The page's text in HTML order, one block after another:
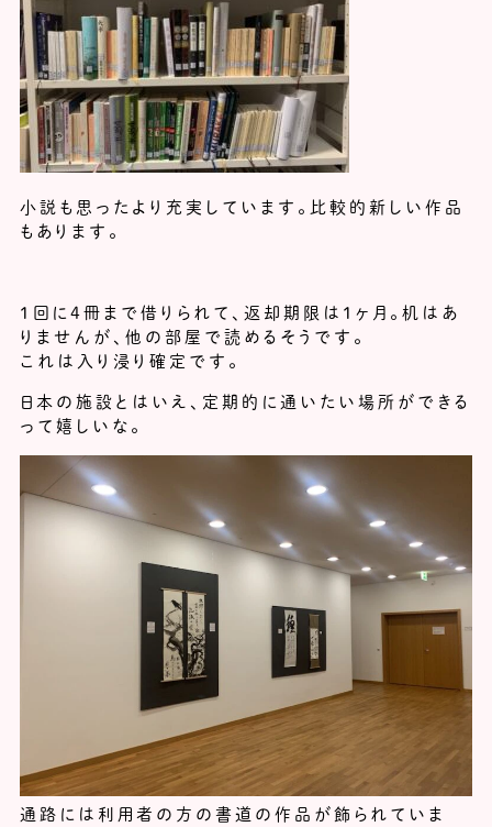
小説も思ったより充実しています。比較的新しい作品
もあります。
１回に4冊まで借りられて、返却期限は1ヶ月。机はあ
りませんが、他の部屋で読めるそうです。
これは入り浸り確定です。
日本の施設とはいえ、定期的に通いたい場所ができる
って嬉しいな。
通路には利用者の方の書道の作品が飾られていま